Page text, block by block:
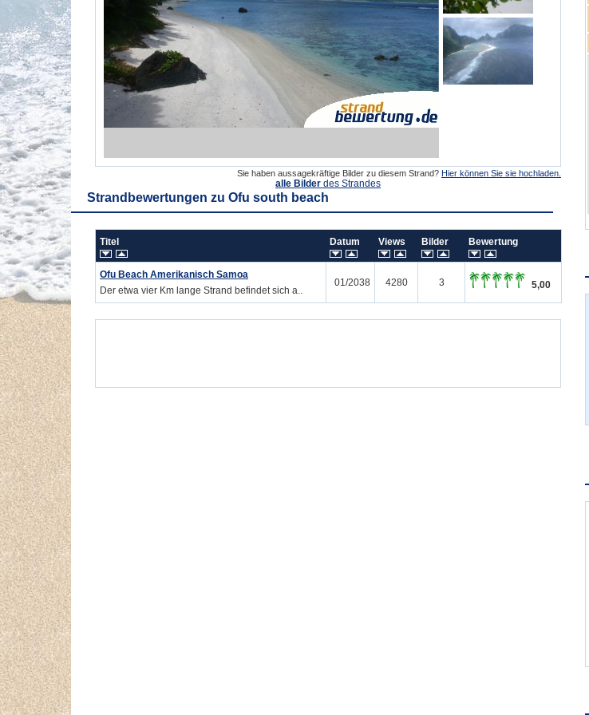
Sie haben aussagekräftige Bilder zu diesem Strand? Hier können Sie sie hochladen.
alle Bilder des Strandes
Strandbewertungen zu Ofu south beach
Titel Datum Views Bilder Bewertung
Ofu Beach Amerikanisch Samoa
Der etwa vier Km lange Strand befindet sich a..
01/2038 4280 3 5,00